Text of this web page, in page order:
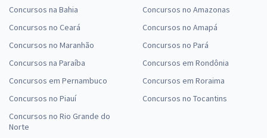
Concursos na Bahia
Concursos no Ceará
Concursos no Maranhão
Concursos na Paraíba
Concursos em Pernambuco
Concursos no Piauí
Concursos no Rio Grande do
Norte
Concursos no Amazonas
Concursos no Amapá
Concursos no Pará
Concursos em Rondônia
Concursos em Roraima
Concursos no Tocantins